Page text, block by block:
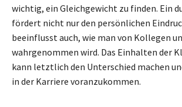
wichtig, ein Gleichgewicht zu finden. Ein
fördert nicht nur den persönlichen
beeinflusst auch, wie man von Kollegen
wahrgenommen wird. Das Einhalten der
kann letztlich den Unterschied machen
in der Karriere voranzukommen.